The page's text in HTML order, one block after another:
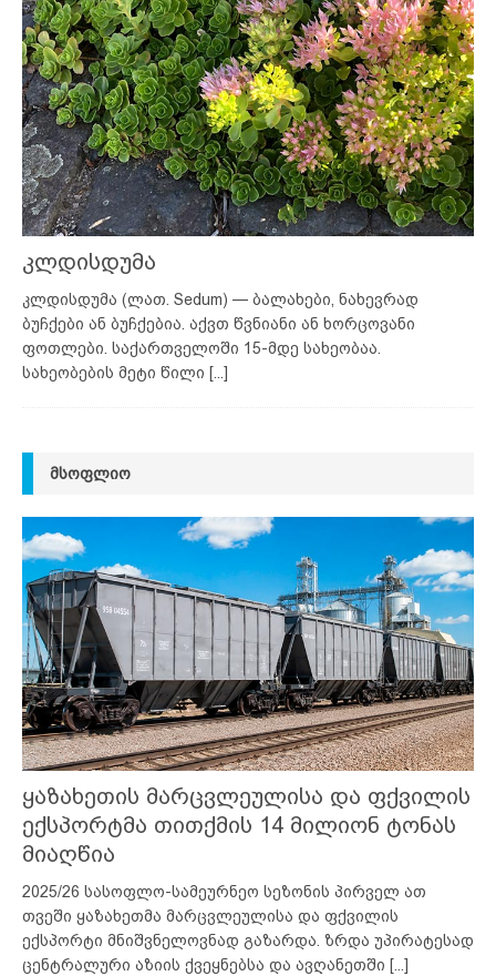
კლდისდუმა
კლდისდუმა (ლათ. Sedum) — ბალახები, ნახევრად
ბუჩქები ან ბუჩქებია. აქვთ წვნიანი ან ხორცოვანი
ფოთლები. საქართველოში 15-მდე სახეობაა.
სახეობების მეტი წილი [...]
ᲛᲡᲝᲤᲚᲘᲝ
ყაზახეთის მარცვლეულისა და ფქვილის
ექსპორტმა თითქმის 14 მილიონ ტონას
მიაღწია
2025/26 სასოფლო-სამეურნეო სეზონის პირველ ათ
თვეში ყაზახეთმა მარცვლეულისა და ფქვილის
ექსპორტი მნიშვნელოვნად გაზარდა. ზრდა უპირატესად
ცენტრალური აზიის ქვეყნებსა და ავღანეთში [...]